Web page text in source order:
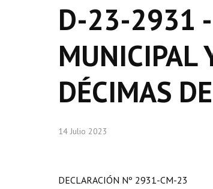
D-23-2931 -
MUNICIPAL
DÉCIMAS
14 Julio 2023
DECLARACIÓN Nº 2931-CM-23